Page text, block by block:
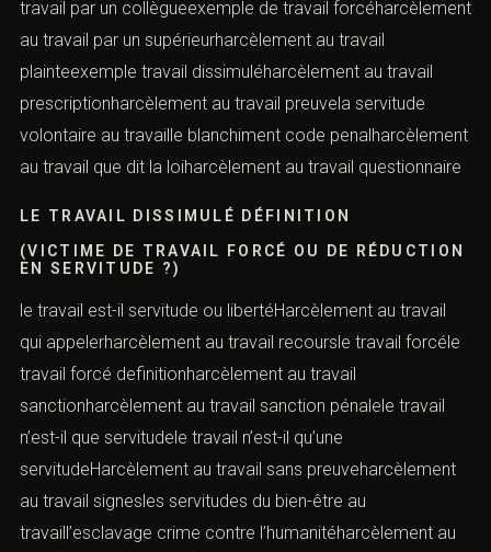
travail par un collègueexemple de travail forcéharcèlement
au travail par un supérieurharcèlement au travail
plainteexemple travail dissimuléharcèlement au travail
prescriptionharcèlement au travail preuvela servitude
volontaire au travaille blanchiment code penalharcèlement
au travail que dit la loiharcèlement au travail questionnaire
LE TRAVAIL DISSIMULÉ DÉFINITION
(VICTIME DE TRAVAIL FORCÉ OU DE RÉDUCTION
EN SERVITUDE ?)
le travail est-il servitude ou libertéHarcèlement au travail
qui appelerharcèlement au travail recoursle travail forcéle
travail forcé definitionharcèlement au travail
sanctionharcèlement au travail sanction pénalele travail
n’est-il que servitudele travail n’est-il qu’une
servitudeHarcèlement au travail sans preuveharcèlement
au travail signesles servitudes du bien-être au
travaill’esclavage crime contre l’humanitéharcèlement au